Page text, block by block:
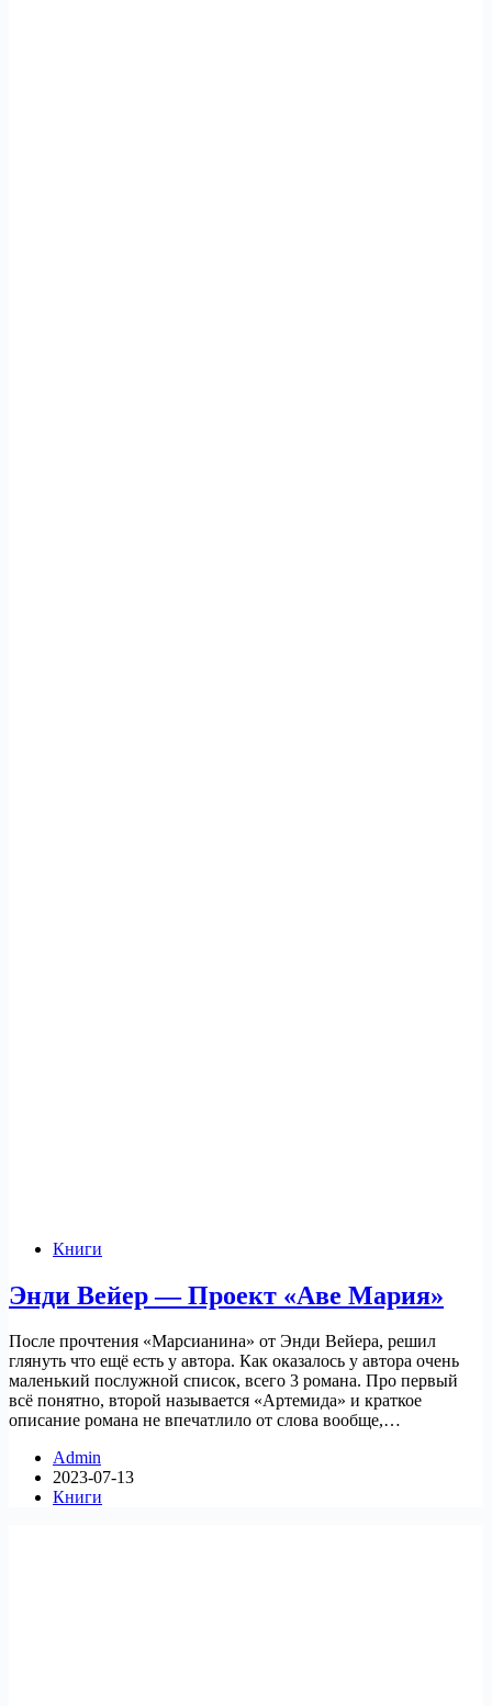
Книги
Энди Вейер — Проект «Аве Мария»
После прочтения «Марсианина» от Энди Вейера, решил
глянуть что ещё есть у автора. Как оказалось у автора очень
маленький послужной список, всего 3 романа. Про первый
всё понятно, второй называется «Артемида» и краткое
описание романа не впечатлило от слова вообще,…
Admin
2023-07-13
Книги